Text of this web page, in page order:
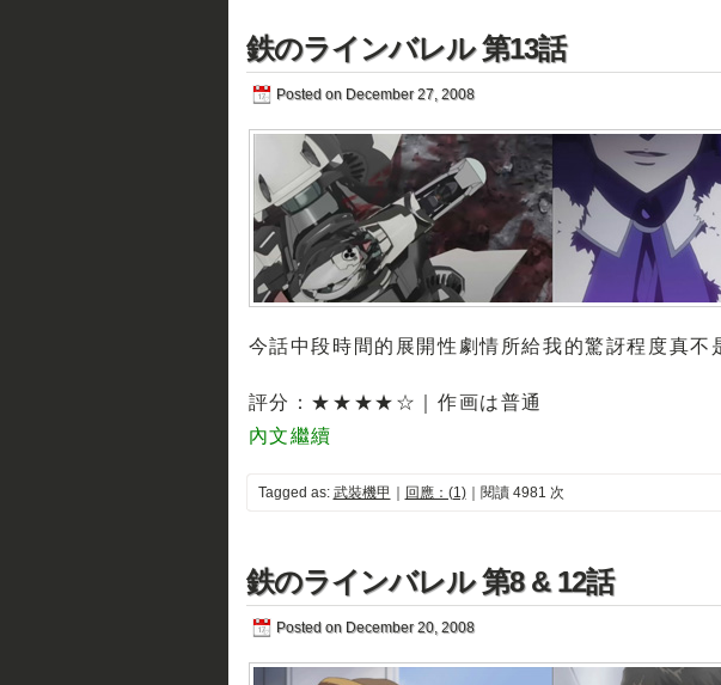
鉄のラインバレル 第13話
Posted on December 27, 2008
今話中段時間的展開性劇情所給我的驚訝程度真不
評分：★★★★☆｜作画は普通
內文繼續
Tagged as: 武裝機甲 回應：(1)｜閱讀 4981 次
鉄のラインバレル 第8 & 12話
Posted on December 20, 2008